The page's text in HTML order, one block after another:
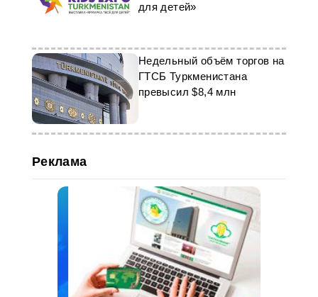
для детей»
Недельный объём торгов на
ГТСБ Туркменистана
превысил $8,4 млн
Реклама